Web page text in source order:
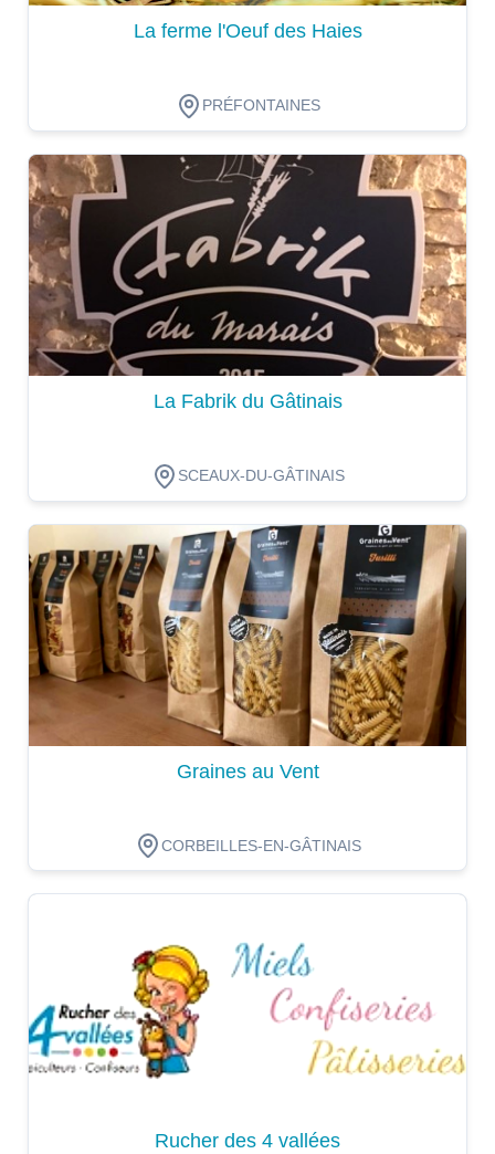
La ferme l'Oeuf des Haies
PRÉFONTAINES
Dégustation
La Fabrik du Gâtinais
SCEAUX-DU-GÂTINAIS
Dégustation
Graines au Vent
CORBEILLES-EN-GÂTINAIS
Rucher des 4 vallées